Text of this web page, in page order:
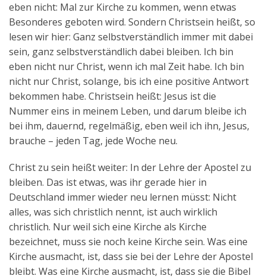
eben nicht: Mal zur Kirche zu kommen, wenn etwas
Besonderes geboten wird. Sondern Christsein heißt, so
lesen wir hier: Ganz selbstverständlich immer mit dabei
sein, ganz selbstverständlich dabei bleiben. Ich bin
eben nicht nur Christ, wenn ich mal Zeit habe. Ich bin
nicht nur Christ, solange, bis ich eine positive Antwort
bekommen habe. Christsein heißt: Jesus ist die
Nummer eins in meinem Leben, und darum bleibe ich
bei ihm, dauernd, regelmäßig, eben weil ich ihn, Jesus,
brauche – jeden Tag, jede Woche neu.
Christ zu sein heißt weiter: In der Lehre der Apostel zu
bleiben. Das ist etwas, was ihr gerade hier in
Deutschland immer wieder neu lernen müsst: Nicht
alles, was sich christlich nennt, ist auch wirklich
christlich. Nur weil sich eine Kirche als Kirche
bezeichnet, muss sie noch keine Kirche sein. Was eine
Kirche ausmacht, ist, dass sie bei der Lehre der Apostel
bleibt. Was eine Kirche ausmacht, ist, dass sie die Bibel